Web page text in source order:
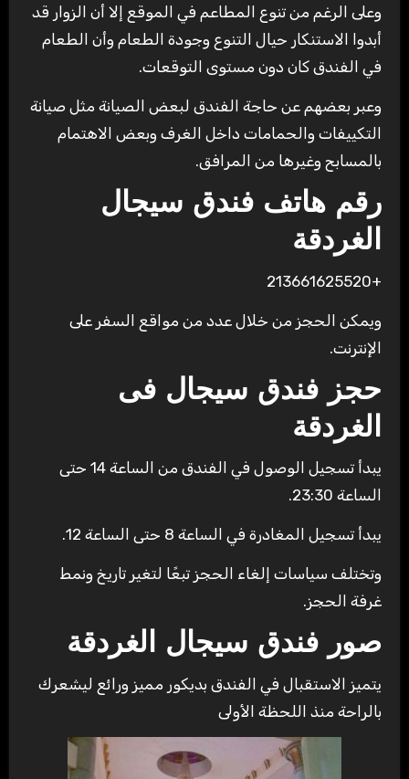
وعلى الرغم من تنوع المطاعم في الموقع إلا أن الزوار قد
أبدوا الاستنكار حيال التنوع وجودة الطعام وأن الطعام
في الفندق كان دون مستوى التوقعات.
وعبر بعضهم عن حاجة الفندق لبعض الصيانة مثل صيانة
التكييفات والحمامات داخل الغرف وبعض الاهتمام
بالمسابح وغيرها من المرافق.
رقم هاتف فندق سيجال
الغردقة
+213661625520
ويمكن الحجز من خلال عدد من مواقع السفر على
الإنترنت.
حجز فندق سيجال فى
الغردقة
يبدأ تسجيل الوصول في الفندق من الساعة 14 حتى
الساعة 23:30.
يبدأ تسجيل المغادرة في الساعة 8 حتى الساعة 12.
وتختلف سياسات إلغاء الحجز تبعًا لتغير تاريخ ونمط
غرفة الحجز.
صور فندق سيجال الغردقة
يتميز الاستقبال في الفندق بديكور مميز ورائع ليشعرك
بالراحة منذ اللحظة الأولى